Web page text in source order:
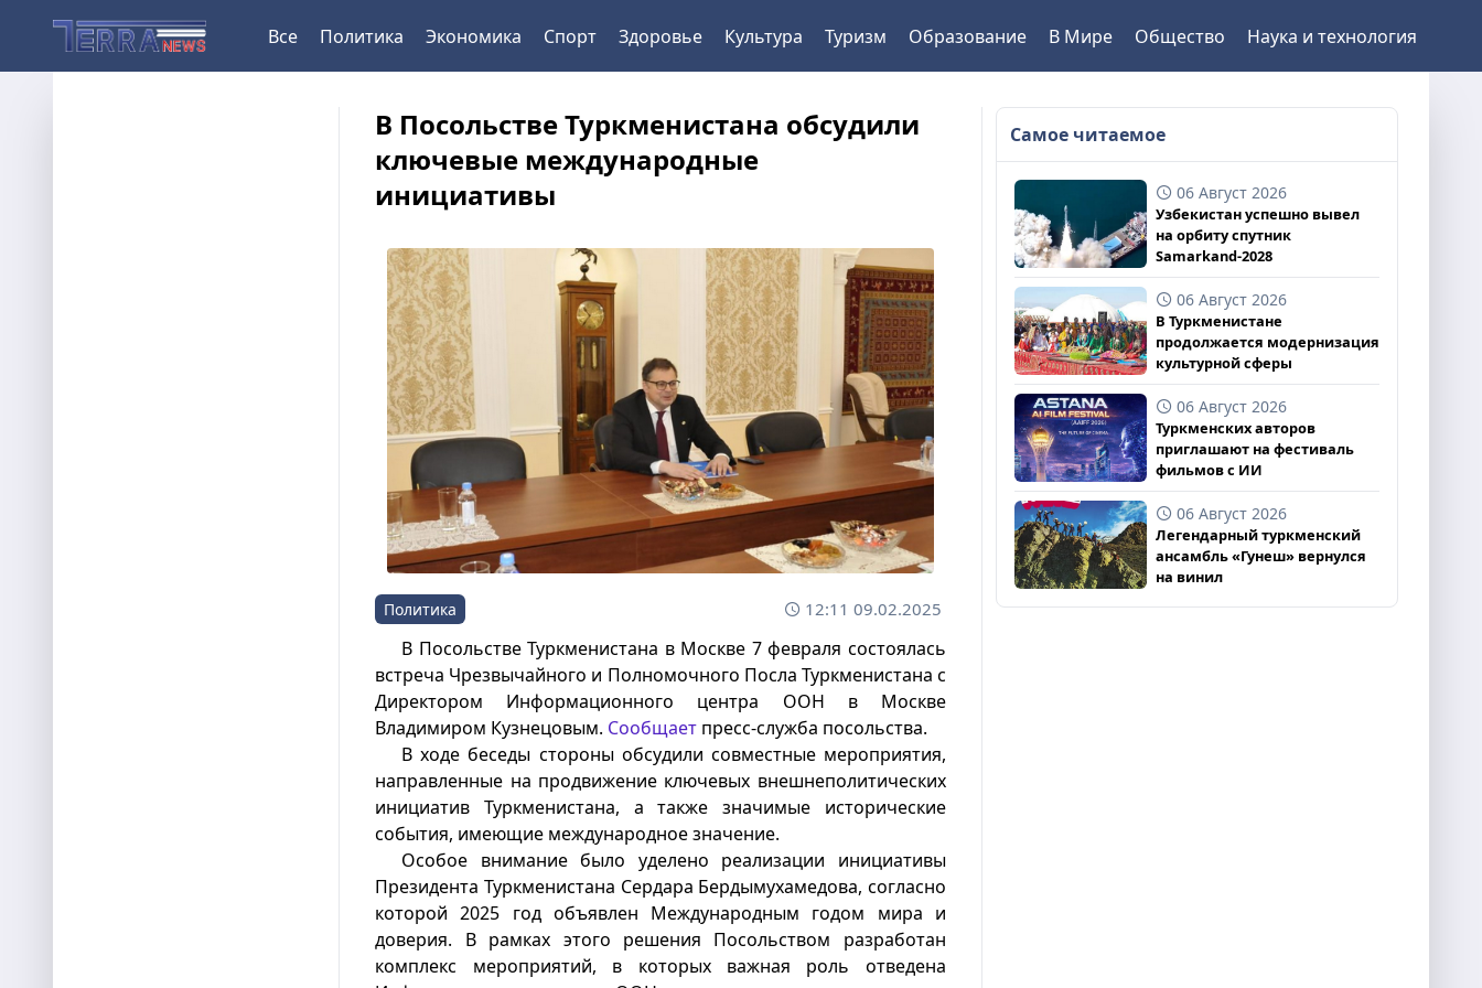
Все Политика Экономика Спорт Здоровье Культура Туризм Образование В Мире Общество Наука и технология
В Посольстве Туркменистана обсудили
ключевые международные
инициативы
Политика 12:11 09.02.2025
В Посольстве Туркменистана в Москве 7 февраля состоялась
встреча Чрезвычайного и Полномочного Посла Туркменистана с
Директором Информационного центра ООН в Москве
Владимиром Кузнецовым. Сообщает пресс-служба посольства.
В ходе беседы стороны обсудили совместные мероприятия,
направленные на продвижение ключевых внешнеполитических
инициатив Туркменистана, а также значимые исторические
события, имеющие международное значение.
Особое внимание было уделено реализации инициативы
Президента Туркменистана Сердара Бердымухамедова, согласно
которой 2025 год объявлен Международным годом мира и
доверия. В рамках этого решения Посольством разработан
комплекс мероприятий, в которых важная роль отведена
Самое читаемое
06 Август 2026
Узбекистан успешно вывел
на орбиту спутник
Samarkand-2028
06 Август 2026
В Туркменистане
продолжается модернизация
культурной сферы
06 Август 2026
Туркменских авторов
приглашают на фестиваль
фильмов с ИИ
06 Август 2026
Легендарный туркменский
ансамбль «Гунеш» вернулся
на винил